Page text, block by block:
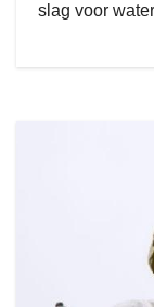
slag voor